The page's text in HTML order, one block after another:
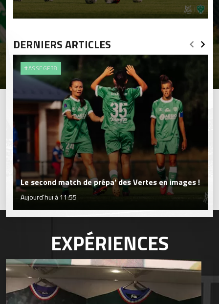
DERNIERS ARTICLES
#ASSEGF38
Le second match de prépa' des Vertes en images !
Aujourd'hui à 11:55
EXPÉRIENCES